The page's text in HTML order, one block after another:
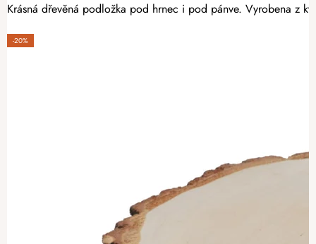
Krásná dřevěná podložka pod hrnec i pod pánve. Vyrobena z
-20%